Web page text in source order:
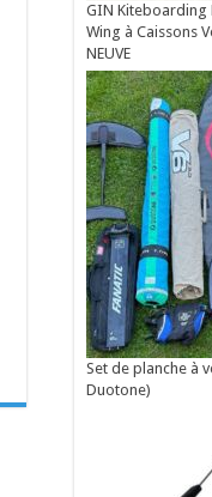
GIN Kiteboarding
Wing à Caissons
NEUVE
Set de planche à
Duotone)